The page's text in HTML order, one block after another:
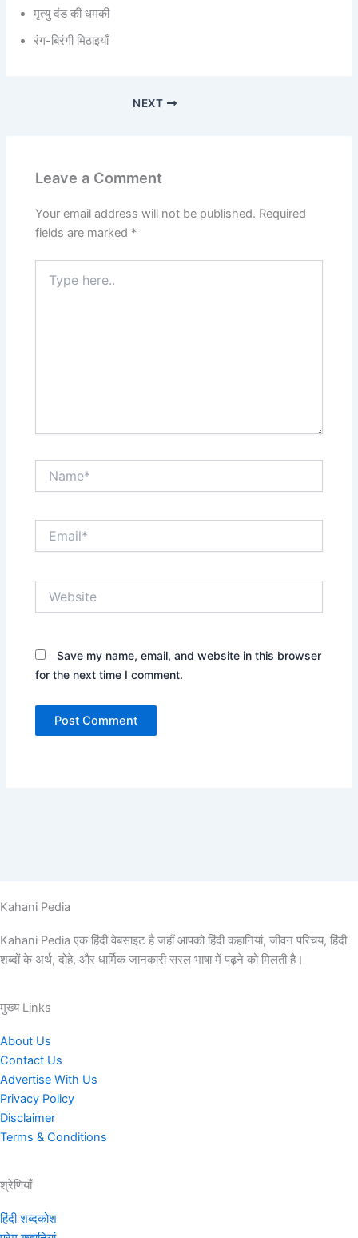
मृत्यु दंड की धमकी
रंग-बिरंगी मिठाइयाँ
NEXT
Leave a Comment
Your email address will not be published. Required
fields are marked *
here..
Save my name, email, and website in this browser
for the next time I comment.
Kahani Pedia
Kahani Pedia एक हिंदी वेबसाइट है जहाँ आपको हिंदी कहानियां, जीवन परिचय, हिंदी
शब्दों के अर्थ, दोहे, और धार्मिक जानकारी सरल भाषा में पढ़ने को मिलती है।
मुख्य Links
About Us
Contact Us
Advertise With Us
Privacy Policy
Disclaimer
Terms & Conditions
श्रेणियाँ
हिंदी शब्दकोश